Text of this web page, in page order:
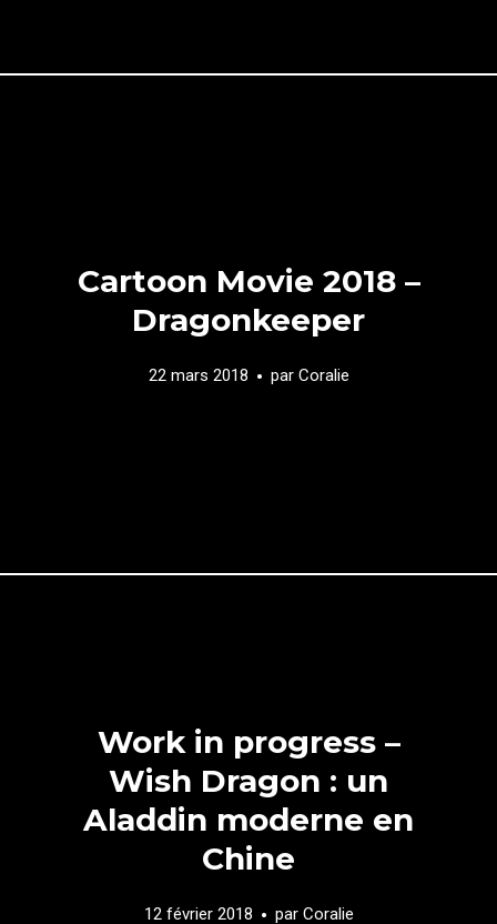
Cartoon Movie 2018 –
Dragonkeeper
22 mars 2018 par Coralie
Work in progress –
Wish Dragon : un
Aladdin moderne en
Chine
12 février 2018 par Coralie